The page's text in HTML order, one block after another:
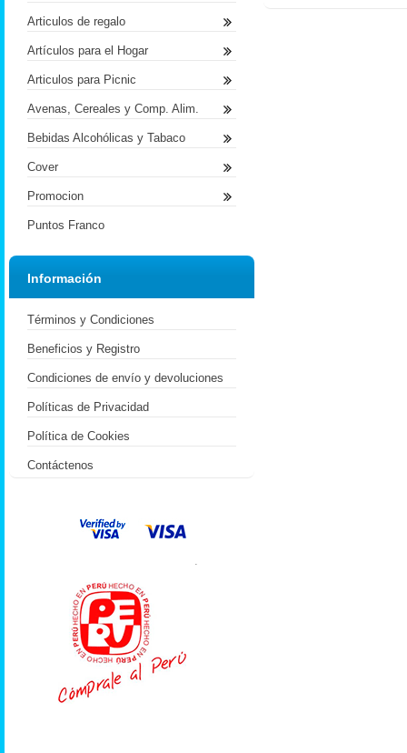
Articulos de regalo
Artículos para el Hogar
Articulos para Picnic
Avenas, Cereales y Comp. Alim.
Bebidas Alcohólicas y Tabaco
Cover
Promocion
Puntos Franco
Información
Términos y Condiciones
Beneficios y Registro
Condiciones de envío y devoluciones
Políticas de Privacidad
Política de Cookies
Contáctenos
.